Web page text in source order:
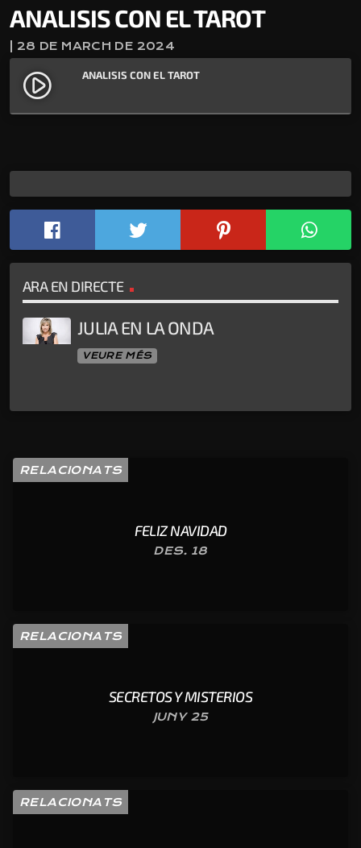
ANALISIS CON EL TAROT
| 28 DE MARCH DE 2024
play_circle_filled ANALISIS CON EL TAROT
ARA EN DIRECTE
JULIA EN LA ONDA
VEURE MÉS
RELACIONATS
FELIZ NAVIDAD
DES. 18
RELACIONATS
SECRETOS Y MISTERIOS
JUNY 25
RELACIONATS